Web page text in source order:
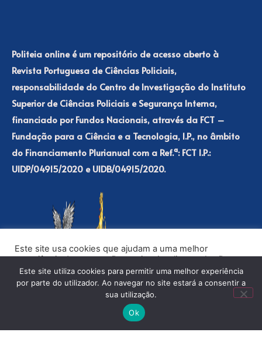
Politeia online é um repositório de acesso aberto à
Revista Portuguesa de Ciências Policiais,
responsabilidade do Centro de Investigação do Instituto
Superior de Ciências Policiais e Segurança Interna,
financiado por Fundos Nacionais, através da FCT –
Fundação para a Ciência e a Tecnologia, I.P., no âmbito
do Financiamento Plurianual com a Ref.ª: FCT I.P.:
UIDP/04915/2020 e UIDB/04915/2020.
Este site usa cookies que ajudam a uma melhor
experiência de navegação no site. Ao clicar no botão
“Aceitar” ou continuar a visualizar o nosso site, você
concorda com o uso de cookies no nosso site.
Este site utiliza cookies para permitir uma melhor experiência
por parte do utilizador. Ao navegar no site estará a consentir a
sua utilização.
Ok